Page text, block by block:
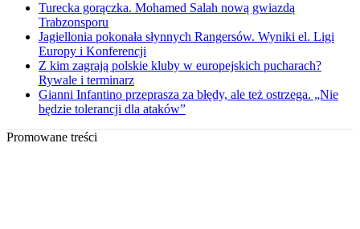
Turecka gorączka. Mohamed Salah nową gwiazdą
Trabzonsporu
Jagiellonia pokonała słynnych Rangersów. Wyniki el. Ligi
Europy i Konferencji
Z kim zagrają polskie kluby w europejskich pucharach?
Rywale i terminarz
Gianni Infantino przeprasza za błędy, ale też ostrzega. „Nie
będzie tolerancji dla ataków”
Promowane treści